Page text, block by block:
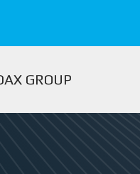
GROUP